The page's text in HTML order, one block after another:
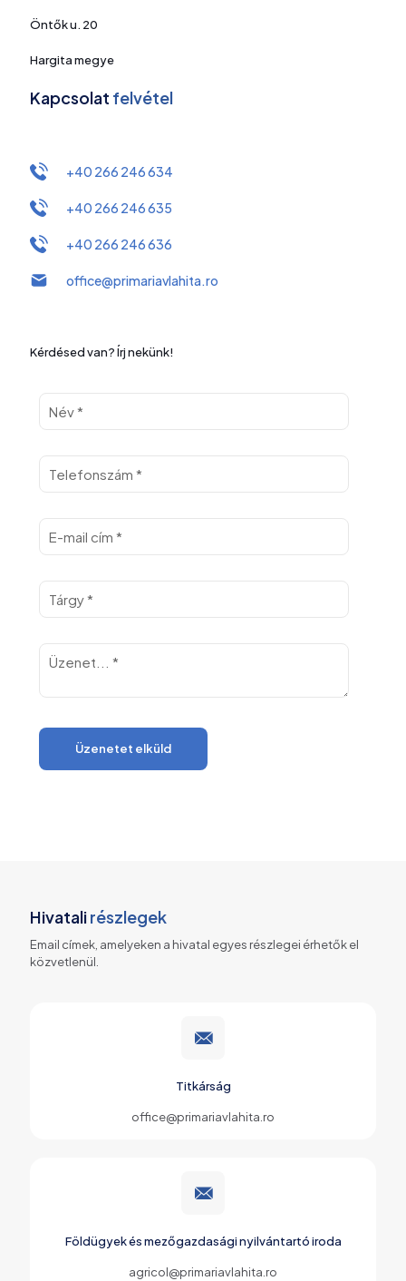
Kapcsolat felvétel
+40 266 246 634
+40 266 246 635
+40 266 246 636
office@primariavlahita.ro
Kérdésed van? Írj nekünk!
Öntők u. 20
Hargita megye
Hivatalirészlegek
Email címek, amelyeken a hivatal egyes részlegei érhetők el
közvetlenül.
Titkárság
office@primariavlahita.ro
Földügyek és mezőgazdasági nyilvántartó iroda
agricol@primariavlahita.ro